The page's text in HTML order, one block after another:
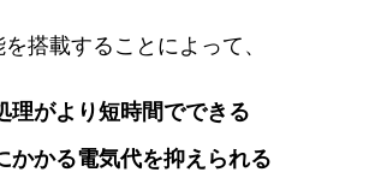
搭載することによって、
理がより短時間でできる
かかる電気代を抑えられる